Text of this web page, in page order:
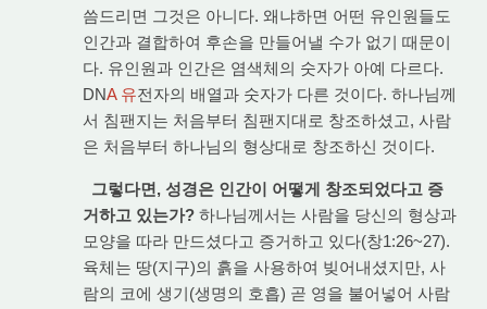
씀드리면 그것은 아니다. 왜냐하면 어떤 유인원들도
인간과 결합하여 후손을 만들어낼 수가 없기 때문이
다. 유인원과 인간은 염색체의 숫자가 아예 다르다.
DNA 유전자의 배열과 숫자가 다른 것이다. 하나님께
서 침팬지는 처음부터 침팬지대로 창조하셨고, 사람
은 처음부터 하나님의 형상대로 창조하신 것이다.
그렇다면, 성경은 인간이 어떻게 창조되었다고 증
거하고 있는가? 하나님께서는 사람을 당신의 형상과
모양을 따라 만드셨다고 증거하고 있다(창1:26~27).
육체는 땅(지구)의 흙을 사용하여 빚어내셨지만, 사
람의 코에 생기(생명의 호흡) 곧 영을 불어넣어 사람